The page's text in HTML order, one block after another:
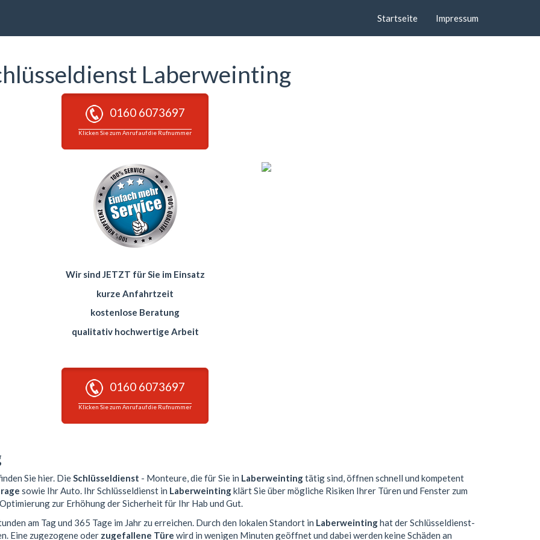
Startseite Impressum
Laberweinting
0160 6073697
Klicken Sie zum Anruf auf die Rufnummer
Wir sind JETZT für Sie im Einsatz
kurze Anfahrtzeit
kostenlose Beratung
qualitativ hochwertige Arbeit
0160 6073697
Klicken Sie zum Anruf auf die Rufnummer
Sie hier. DieSchlüsseldienst - Monteure, die für Sie in Laberweintingtätig sind, öffnen schnell und kompetent
sowie Ihr Auto. Ihr Schlüsseldienst in Laberweintingklärt Sie über mögliche Risiken Ihrer Türen und Fenster zum
zur Erhöhung der Sicherheit für Ihr Hab und Gut.
am Tag und 365 Tage im Jahr zu erreichen. Durch den lokalen Standort in Laberweintinghat der Schlüsseldienst-
Eine zugezogene oder zugefallene Türe wird in wenigen Minuten geöffnet und dabei werden keine Schäden an